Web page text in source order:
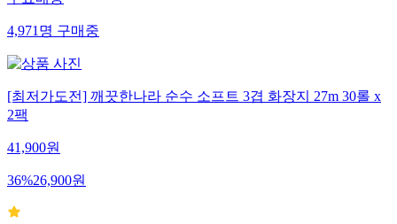
4,971명구매중
[최저가도전] 깨끗한나라 순수 소프트 3겹 화장지 27m 30롤 x
2팩
41,900원
36%26,900원